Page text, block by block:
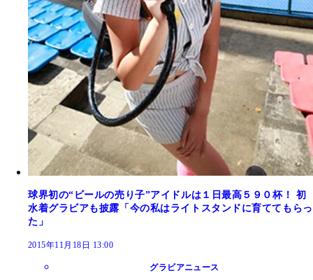
球界初の“ビールの売り子”アイドルは１日最高５９０杯！ 初
水着グラビアも披露「今の私はライトスタンドに育ててもらっ
た」
2015年11月18日 13:00
グラビアニュース